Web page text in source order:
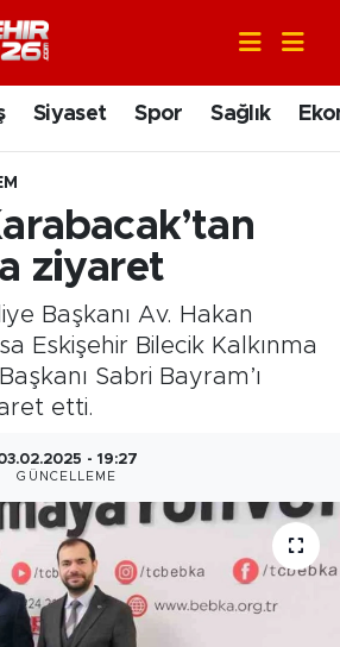
Siyaset Spor Sağlık
ziyaret
Başkanı Av. Hakan
Eskişehir Bilecik Kalkınma
Sabri Bayram’ı
etti.
- 19:27
GÜNCELLEME
Durumu ve Fikstür